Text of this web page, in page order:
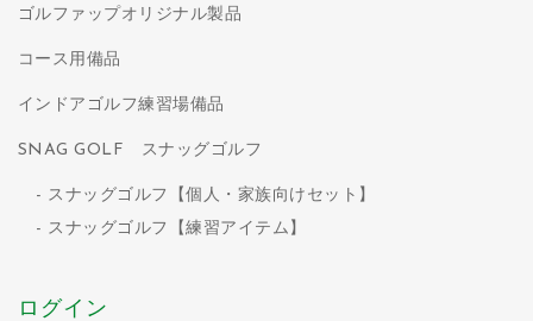
ゴルファップオリジナル製品
コース用備品
インドアゴルフ練習場備品
SNAG GOLF スナッグゴルフ
スナッグゴルフ【個人・家族向けセット】
スナッグゴルフ【練習アイテム】
ログイン